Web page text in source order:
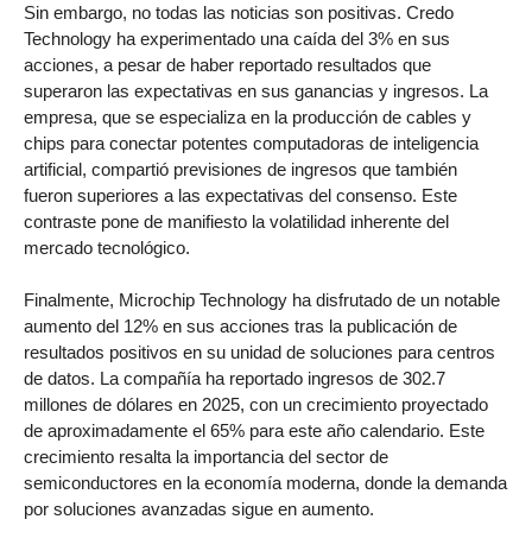
Sin embargo, no todas las noticias son positivas. Credo
Technology ha experimentado una caída del 3% en sus
acciones, a pesar de haber reportado resultados que
superaron las expectativas en sus ganancias y ingresos. La
empresa, que se especializa en la producción de cables y
chips para conectar potentes computadoras de inteligencia
artificial, compartió previsiones de ingresos que también
fueron superiores a las expectativas del consenso. Este
contraste pone de manifiesto la volatilidad inherente del
mercado tecnológico.
Finalmente, Microchip Technology ha disfrutado de un notable
aumento del 12% en sus acciones tras la publicación de
resultados positivos en su unidad de soluciones para centros
de datos. La compañía ha reportado ingresos de 302.7
millones de dólares en 2025, con un crecimiento proyectado
de aproximadamente el 65% para este año calendario. Este
crecimiento resalta la importancia del sector de
semiconductores en la economía moderna, donde la demanda
por soluciones avanzadas sigue en aumento.